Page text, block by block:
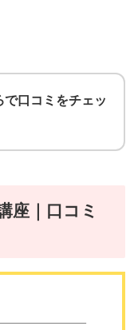
口コミをチェッ
座｜口コミ